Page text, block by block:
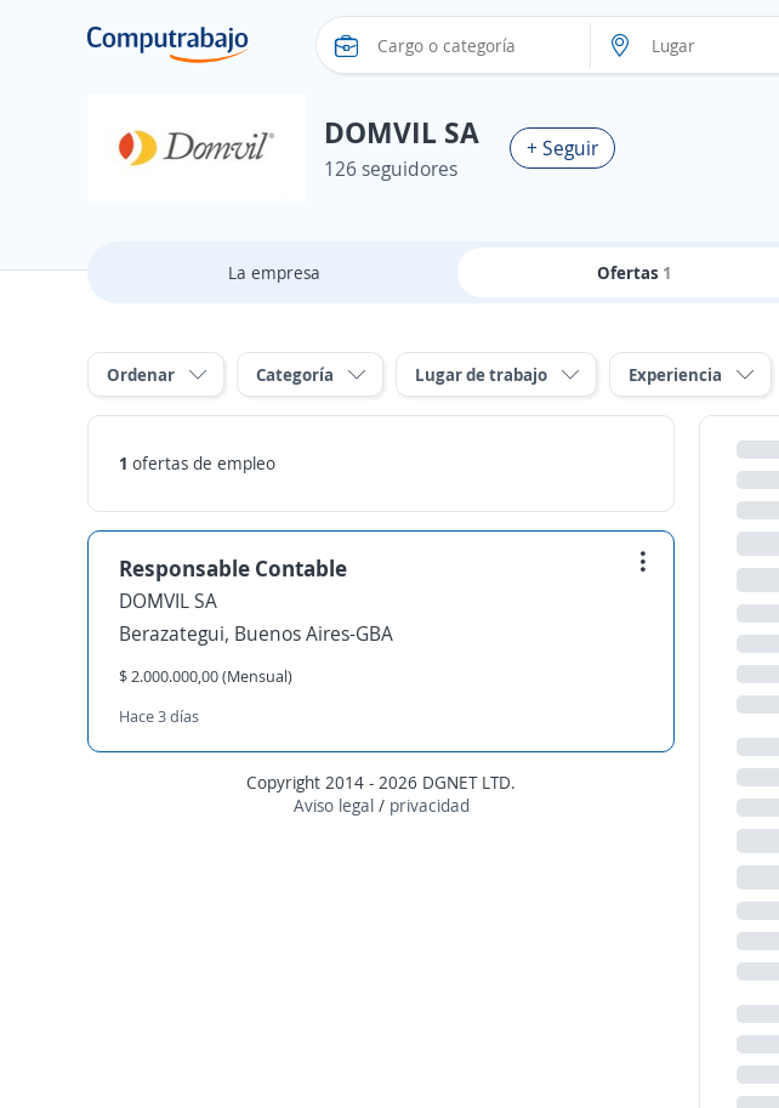
DOMVIL SA
126 seguidores
+ Seguir
La empresa Ofertas 1
Ordenar Categoría Lugar de trabajo Experiencia
1 ofertas de empleo
Responsable Contable
DOMVIL SA
Berazategui, Buenos Aires-GBA
$ 2.000.000,00 (Mensual)
Hace 3 días
Copyright 2014 - 2026 DGNET LTD.
Aviso legal/ privacidad